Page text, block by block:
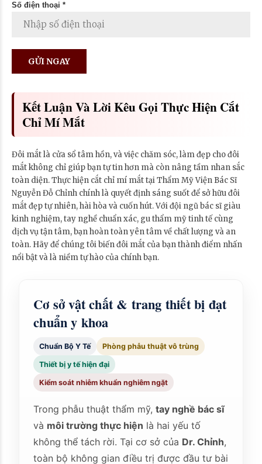
Số điện thoại *
Kết Luận Và Lời Kêu Gọi Thực Hiện Cắt
Chỉ Mí Mắt
Đôi mắt là cửa sổ tâm hồn, và việc chăm sóc, làm đẹp cho đôi
mắt không chỉ giúp bạn tự tin hơn mà còn nâng tầm nhan sắc
toàn diện. Thực hiện cắt chỉ mí mắt tại Thẩm Mỹ Viện Bác Sĩ
Nguyễn Đỗ Chỉnh chính là quyết định sáng suốt để sở hữu đôi
mắt đẹp tự nhiên, hài hòa và cuốn hút. Với đội ngũ bác sĩ giàu
kinh nghiệm, tay nghề chuẩn xác, gu thẩm mỹ tinh tế cùng
dịch vụ tận tâm, bạn hoàn toàn yên tâm về chất lượng và an
toàn. Hãy để chúng tôi biến đôi mắt của bạn thành điểm nhấn
nổi bật và là niềm tự hào của chính bạn.
Cơ sở vật chất & trang thiết bị đạt
chuẩn y khoa
Chuẩn Bộ Y Tế Phòng phẫu thuật vô trùng
Thiết bị y tế hiện đại
Kiểm soát nhiễm khuẩn nghiêm ngặt
Trong phẫu thuật thẩm mỹ,tay nghề bác sĩ
và môi trường thực hiện là hai yếu tố
không thể tách rời. Tại cơ sở của Dr. Chỉnh,
toàn bộ không gian điều trị được đầu tư bài